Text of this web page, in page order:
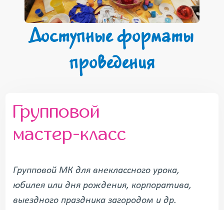
Доступные форматы
проведения
Групповой
мастер-класс
Групповой МК для внеклассного урока,
юбилея или дня рождения, корпоратива,
выездного праздника загородом и др.